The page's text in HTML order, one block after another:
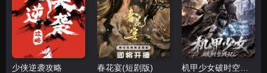
少侠逆袭攻略 春花宴(短剧版)